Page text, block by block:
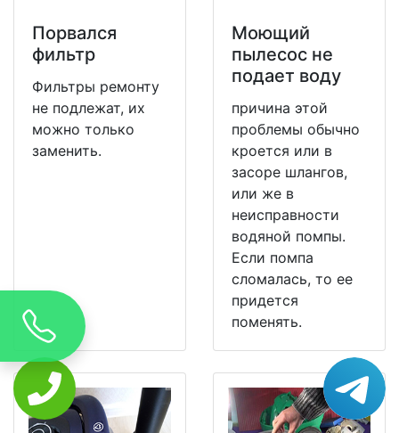
Порвался
фильтр
Фильтры ремонту
не подлежат, их
можно только
заменить.
Моющий
пылесос не
подает воду
причина этой
проблемы обычно
кроется или в
засоре шлангов,
или же в
неисправности
водяной помпы.
Если помпа
сломалась, то ее
придется
поменять.